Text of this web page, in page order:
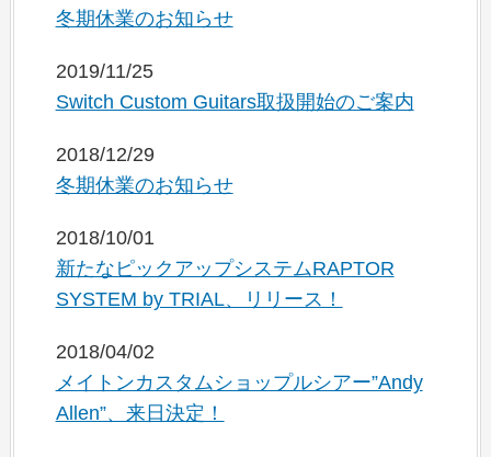
冬期休業のお知らせ
2019/11/25
Switch Custom Guitars取扱開始のご案内
2018/12/29
冬期休業のお知らせ
2018/10/01
新たなピックアップシステムRAPTOR
SYSTEM by TRIAL、リリース！
2018/04/02
メイトンカスタムショップルシアー”Andy
Allen”、来日決定！